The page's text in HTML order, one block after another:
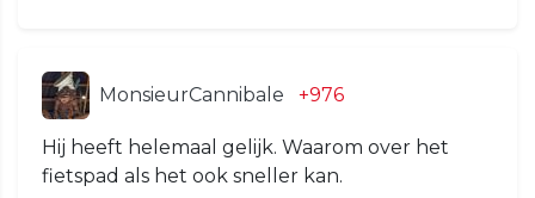
MonsieurCannibale +976
Hij heeft helemaal gelijk. Waarom over het
fietspad als het ook sneller kan.